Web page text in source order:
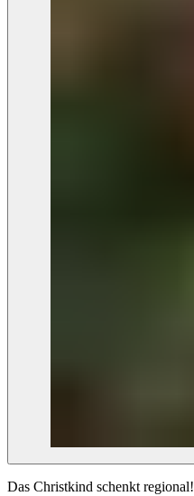
Das Christkind schenkt regional!